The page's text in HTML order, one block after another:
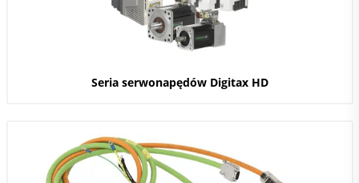
Seria serwonapędów Digitax HD